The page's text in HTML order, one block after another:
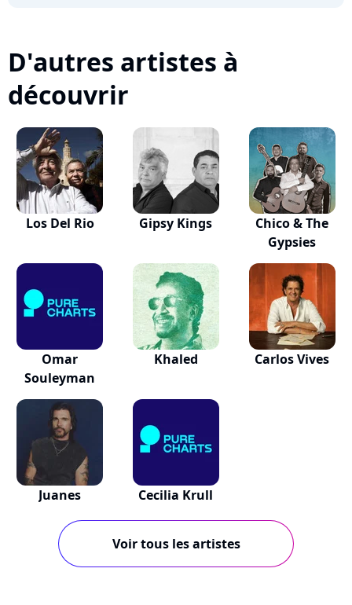
D'autres artistes à
découvrir
Los Del Rio Gipsy Kings
Chico & The
Gypsies
Omar
Souleyman
Khaled Carlos Vives
Juanes Cecilia Krull
Voir tous les artistes